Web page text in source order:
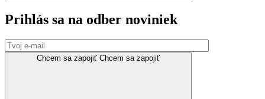
Prihlás sa na odber noviniek
Chcem sa zapojiť Chcem sa zapojiť